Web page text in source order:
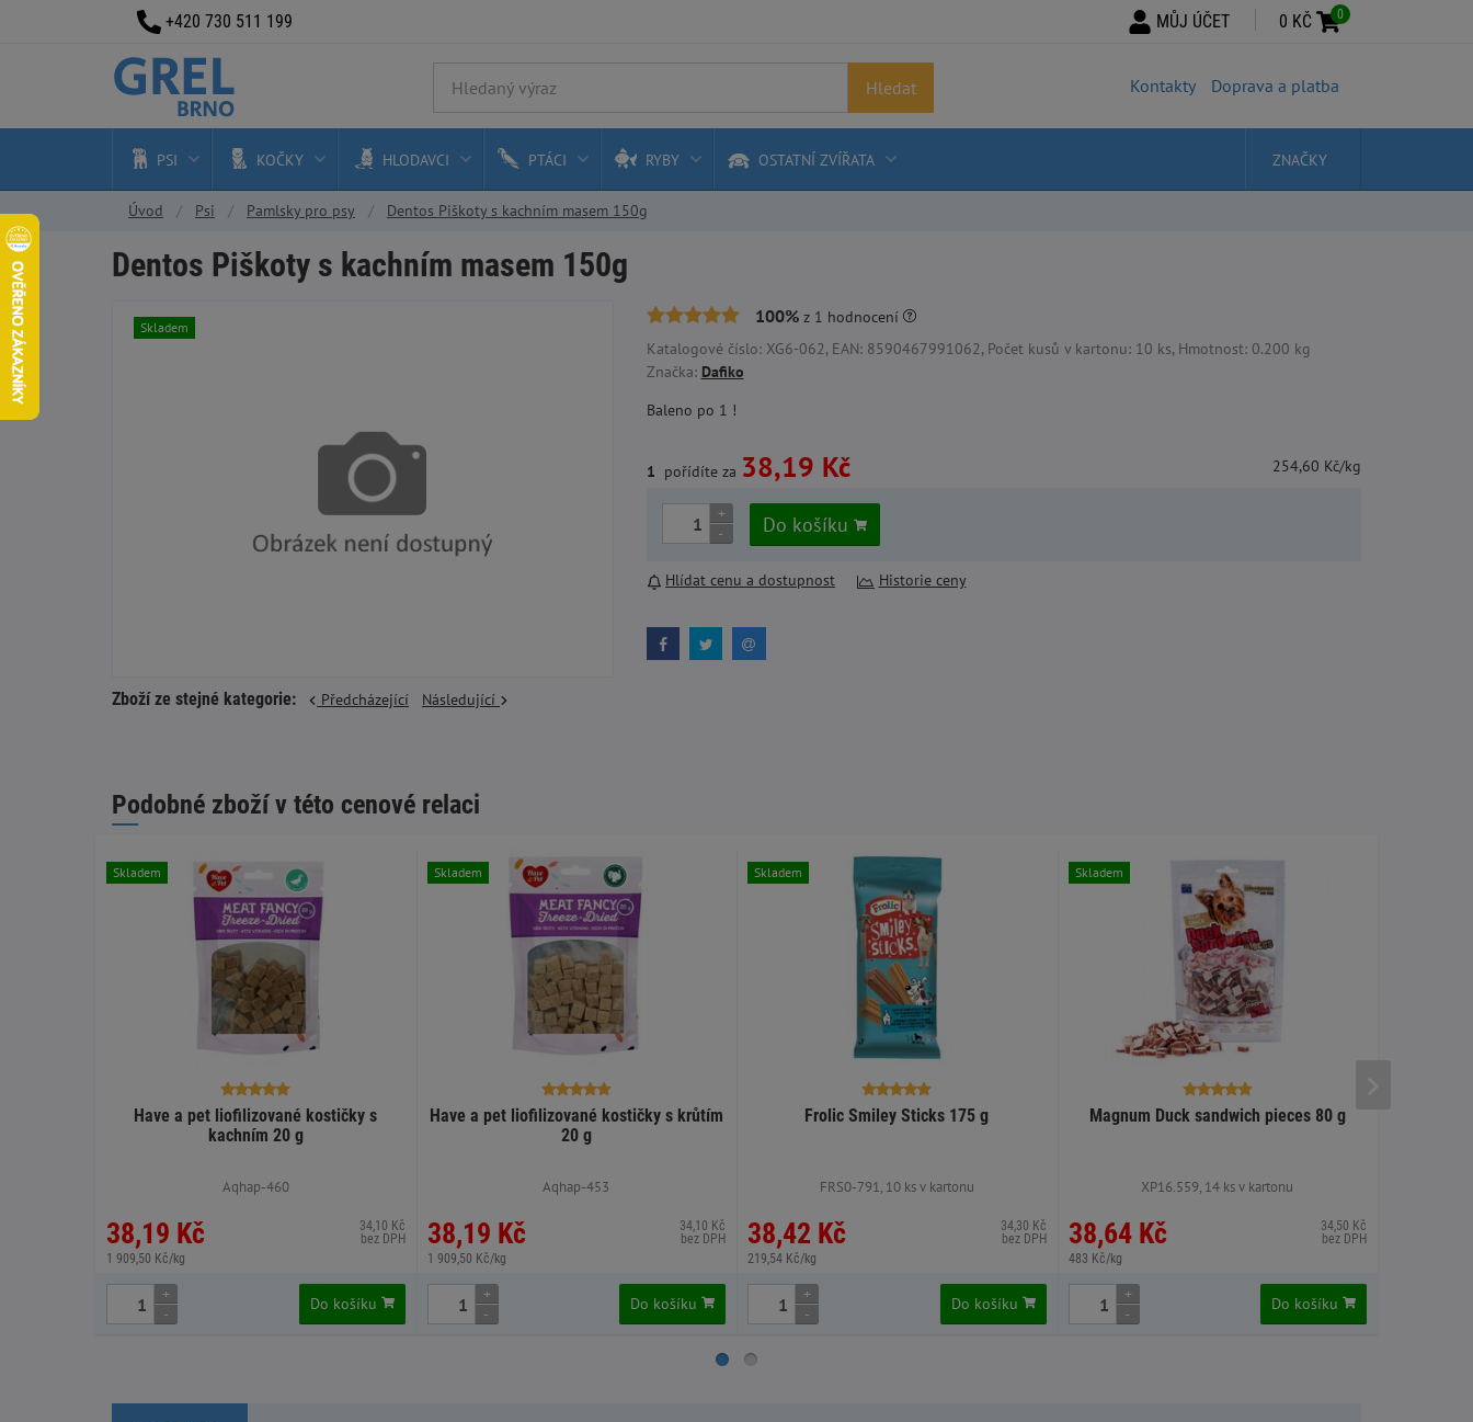
Hledat Kontakty Doprava a platba
PSI KOČKY HLODAVCI PTÁCI RYBY OSTATNÍ ZVÍŘATA ZNAČKY
Úvod Psi Pamlsky pro psy Dentos Piškoty s kachním masem 150g
Dentos Piškoty s kachním masem 150g
Skladem
Zboží ze stejné kategorie: Předcházející Následující
100%z 1 hodnocení
Katalogové číslo: XG6-062, EAN: 8590467991062, Počet kusů v kartonu: 10 ks, Hmotnost: 0.200 kg
Značka: Dafiko
Baleno po 1 !
1 pořídíte za 38,19 Kč 254,60 Kč/kg
+
-
Do košíku
Hlídat cenu a dostupnost Historie ceny
Podobné zboží v této cenové relaci
Have a pet liofilizované kostičky s
kachním 20 g
Aqhap-460
38,19 Kč
1 909,50 Kč/kg
34,10 Kč
bez DPH
Skladem
+
-
Do košíku
Have a pet liofilizované kostičky s krůtím
20 g
Aqhap-453
38,19 Kč
1 909,50 Kč/kg
34,10 Kč
bez DPH
Skladem
+
-
Do košíku
Frolic Smiley Sticks 175 g
FRS0-791, 10 ks v kartonu
38,42 Kč
219,54 Kč/kg
34,30 Kč
bez DPH
Skladem
+
-
Do košíku
Magnum Duck sandwich pieces 80 g
XP16.559, 14 ks v kartonu
38,64 Kč
483 Kč/kg
34,50 Kč
bez DPH
Skladem
+
-
Do košíku
0 KČ 0
MŮJ ÚČET
+420 730 511 199